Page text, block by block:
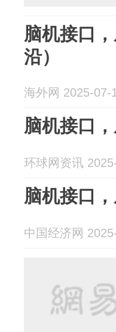
脑机接口
沿）
海外网 2025-07-
脑机接口
环球网资讯
脑机接口
中国经济网